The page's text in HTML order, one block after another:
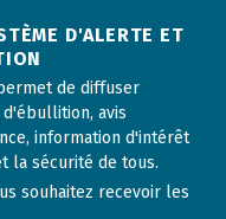
D'ALERTE ET
de diffuser
avis
information d'intérêt
la sécurité de tous.
souhaitez recevoir les